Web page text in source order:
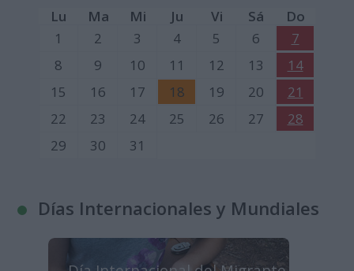
Lu Ma Mi Ju Vi Sá
Do
1
2 3 4 5 6
7
8
9 10 11 12 13
14
15
16 17 18 19 20
21
22
23 24 25 26 27
28
29
30 31
Días Internacionales y Mundiales